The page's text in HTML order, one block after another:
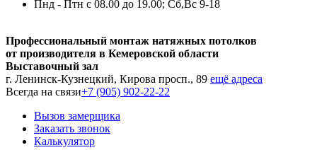
Пнд - Птн с 08.00 до 19.00; Сб,Вс 9-18
Профессиональный монтаж натяжных потолков
от производителя в Кемеровской области
Выставочный зал
г. Ленинск-Кузнецкий, Кирова просп., 89 ещё адреса
Всегда на связи+7 (905) 902-22-22
Вызов замерщика
Заказать звонок
Калькулятор